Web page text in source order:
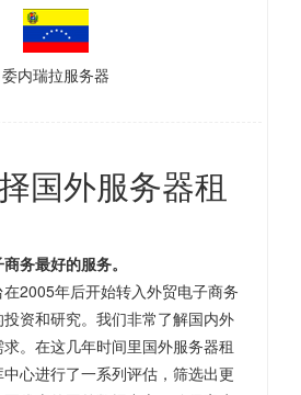
委内瑞拉服务器
国外服务器租
务最好的服务。
2005年后开始转入外贸电子商务
资和研究。我们非常了解国内外
。在这几年时间里国外服务器租
心进行了一系列评估，筛选出更